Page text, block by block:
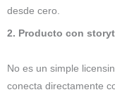
desde cero.
2. Producto con
No es un simple
conecta directamente